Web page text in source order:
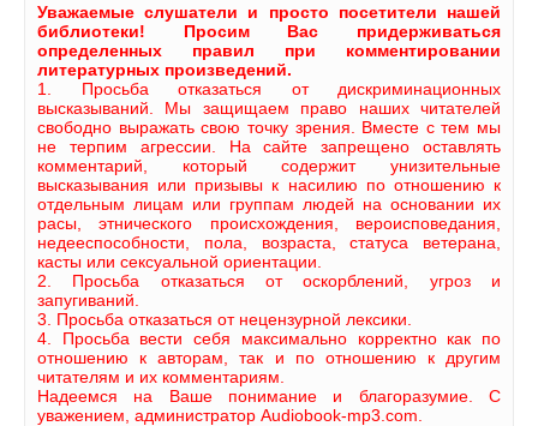
Уважаемые слушатели и просто посетители нашей
библиотеки! Просим Вас придерживаться
определенных правил при комментировании
литературных произведений.
1. Просьба отказаться от дискриминационных
высказываний. Мы защищаем право наших читателей
свободно выражать свою точку зрения. Вместе с тем мы
не терпим агрессии. На сайте запрещено оставлять
комментарий, который содержит унизительные
высказывания или призывы к насилию по отношению к
отдельным лицам или группам людей на основании их
расы, этнического происхождения, вероисповедания,
недееспособности, пола, возраста, статуса ветерана,
касты или сексуальной ориентации.
2. Просьба отказаться от оскорблений, угроз и
запугиваний.
3. Просьба отказаться от нецензурной лексики.
4. Просьба вести себя максимально корректно как по
отношению к авторам, так и по отношению к другим
читателям и их комментариям.
Надеемся на Ваше понимание и благоразумие. С
уважением, администратор Audiobook-mp3.com.